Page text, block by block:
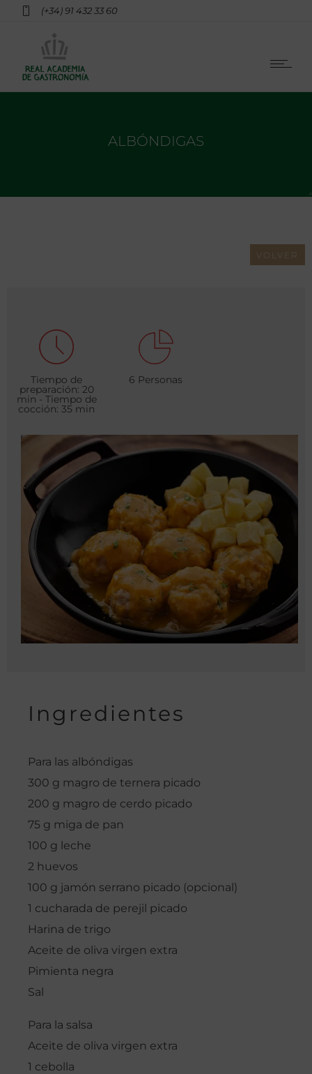
VOLVER
(+34) 91 432 33 60
ALBÓNDIGAS
Tiempo de
preparación: 20
min - Tiempo de
cocción: 35 min
6 Personas
Ingredientes
Para las albóndigas
300 g magro de ternera picado
200 g magro de cerdo picado
75 g miga de pan
100 g leche
2 huevos
100 g jamón serrano picado (opcional)
1 cucharada de perejil picado
Harina de trigo
Aceite de oliva virgen extra
Pimienta negra
Sal
Para la salsa
Aceite de oliva virgen extra
1 cebolla